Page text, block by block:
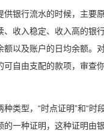
供银行流水的时候，主要
、收入稳定、收入高的银
额以及账户的日均余额。
自由支配的款项，审查
类型，“时点证明”和“
一种证明，这种证明由